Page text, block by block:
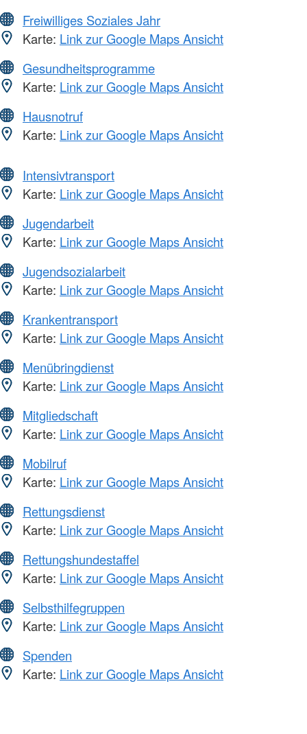
Freiwilliges Soziales Jahr
Karte: Link zur Google Maps Ansicht
Gesundheitsprogramme
Karte: Link zur Google Maps Ansicht
Hausnotruf
Karte: Link zur Google Maps Ansicht
Intensivtransport
Karte: Link zur Google Maps Ansicht
Jugendarbeit
Karte: Link zur Google Maps Ansicht
Jugendsozialarbeit
Karte: Link zur Google Maps Ansicht
Krankentransport
Karte: Link zur Google Maps Ansicht
Menübringdienst
Karte: Link zur Google Maps Ansicht
Mitgliedschaft
Karte: Link zur Google Maps Ansicht
Mobilruf
Karte: Link zur Google Maps Ansicht
Rettungsdienst
Karte: Link zur Google Maps Ansicht
Rettungshundestaffel
Karte: Link zur Google Maps Ansicht
Selbsthilfegruppen
Karte: Link zur Google Maps Ansicht
Spenden
Karte: Link zur Google Maps Ansicht